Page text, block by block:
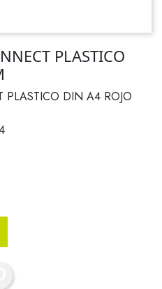
PLASTICO
PLASTICO DIN A4 ROJO